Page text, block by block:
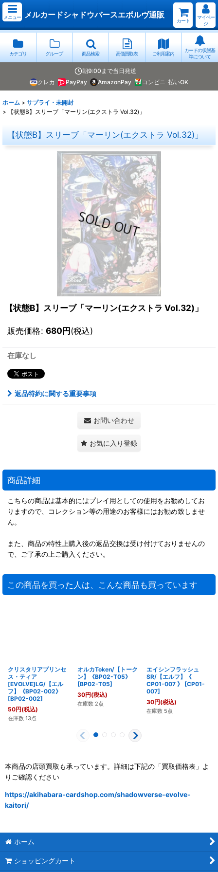
メニュー メルカードシャドウバースエボルヴ通販
カート
マイペー
ジ
カテゴリ グループ 商品検索 高価買取表 ご利用案内
カードの状態基
準について
朝9:00まで当日発送
クレカ
PayPay AmazonPay コンビニ 払いOK
ホーム > サプライ・未開封
>
【状態B】スリーブ「マーリン(エクストラ Vol.32)」
【状態B】スリーブ「マーリン(エクストラ Vol.32)」
【状態B】スリーブ「マーリン(エクストラ Vol.32)」
販売価格: 680円(税込)
在庫なし
返品特約に関する重要事項
お問い合わせ
お気に入り登録
商品詳細
こちらの商品は基本的にはプレイ用としての使用をお勧めしてお
りますので、コレクション等の用途のお客様にはお勧め致しませ
ん。
また、商品の特性上購入後の返品交換は受け付けておりませんの
で、ご了承の上ご購入ください。
この商品を買った人は、こんな商品も買っています
クリスタリアプリンセ
ス・ティア
[EVOLVE]LG/【エル
フ】《BP02-002》
[BP02-002]
50円(税込)
在庫数 13点
オルカToken/【トーク
ン】《BP02-T05》
[BP02-T05]
30円(税込)
在庫数 2点
エイシンフラッシュ
SR/【エルフ】《
CP01-007 》
[CP01-
007]
30円(税込)
在庫数 5点
本商品の店頭買取も承っています。詳細は下記の「買取価格表」よ
りご確認ください
https://akihabara-cardshop.com/shadowverse-evolve-
kaitori/
ホーム
ショッピングカート